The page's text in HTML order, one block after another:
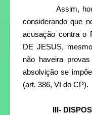
Assim,
considerando que
acusação contra o
DE JESUS,
não haveira
absolvição se
(art. 386, VI do CP).
III-